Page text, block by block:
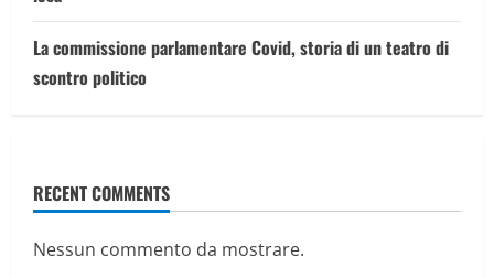
La commissione parlamentare Covid, storia di un teatro di
scontro politico
RECENT COMMENTS
Nessun commento da mostrare.